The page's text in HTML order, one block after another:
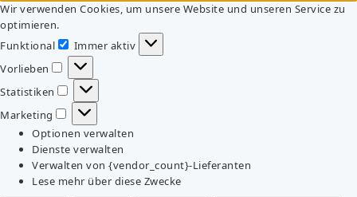
Wir verwenden Cookies, um unsere Website und unseren Service zu
optimieren.
Funktional
Funktional
Immer aktiv
Vorlieben
Vorlieben
Statistiken
Statistiken
Marketing
Marketing
Optionen verwalten
Dienste verwalten
Verwalten von {vendor_count}-Lieferanten
Lese mehr über diese Zwecke